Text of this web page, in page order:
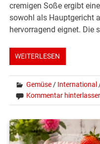
cremigen Soße ergibt
sowohl als Hauptgericht
hervorragend eignet. Die
WEITERLESEN
Gemüse / International
Kommentar